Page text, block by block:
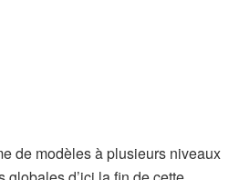
de modèles à plusieurs niveaux